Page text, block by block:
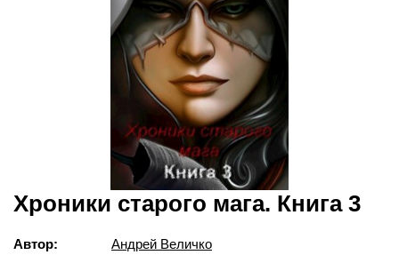
Хроники старого мага. Книга 3
Автор: Андрей Величко